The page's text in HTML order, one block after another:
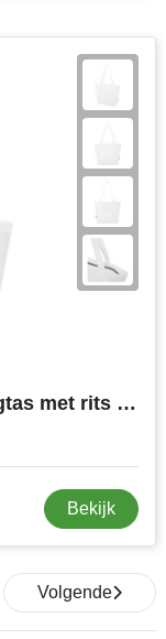
Panama GRS gerecyclede draagtas met rits 20 l
Bekijk
Volgende